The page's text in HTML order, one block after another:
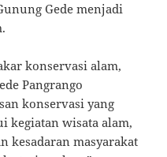
Gede menjadi
konservasi alam,
Pangrango
konservasi yang
kegiatan wisata alam,
kesadaran masyarakat